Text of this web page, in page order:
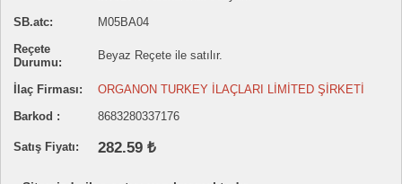
SB.atc:
M05BA04
Reçete
Durumu:
Beyaz Reçete ile satılır.
İlaç Firması:
ORGANON TURKEY İLAÇLARI LİMİTED ŞİRKETİ
Barkod :
8683280337176
Satış Fiyatı: 282.59 ₺